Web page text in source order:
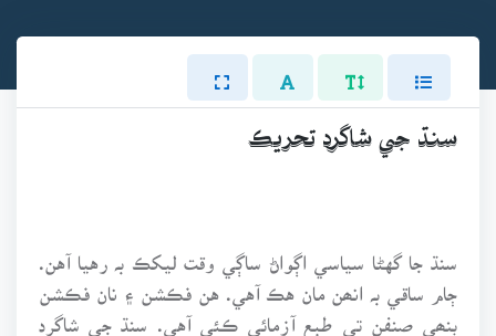
سنڌ جي شاگرد تحريڪ
سنڌ جا گهڻا سياسي اڳواڻ ساڳي وقت ليکڪ بہ رهيا آهن.
ڄام ساقي بہ انھن مان هڪ آهي. هن فڪشن ۽ نان فڪشن
ٻنھي صنفن تي طبع آزمائي ڪئي آهي. سنڌ جي شاگرد